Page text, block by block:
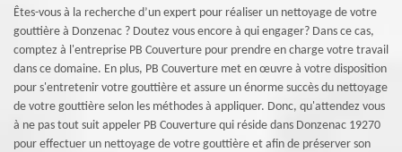
Êtes-vous à la recherche d’un expert pour réaliser un nettoyage de votre
gouttière à Donzenac ? Doutez vous encore à qui engager? Dans ce cas,
comptez à l'entreprise PB Couverture pour prendre en charge votre travail
dans ce domaine. En plus, PB Couverture met en œuvre à votre disposition
pour s'entretenir votre gouttière et assure un énorme succès du nettoyage
de votre gouttière selon les méthodes à appliquer. Donc, qu'attendez vous
à ne pas tout suit appeler PB Couverture qui réside dans Donzenac 19270
pour effectuer un nettoyage de votre gouttière et afin de préserver son